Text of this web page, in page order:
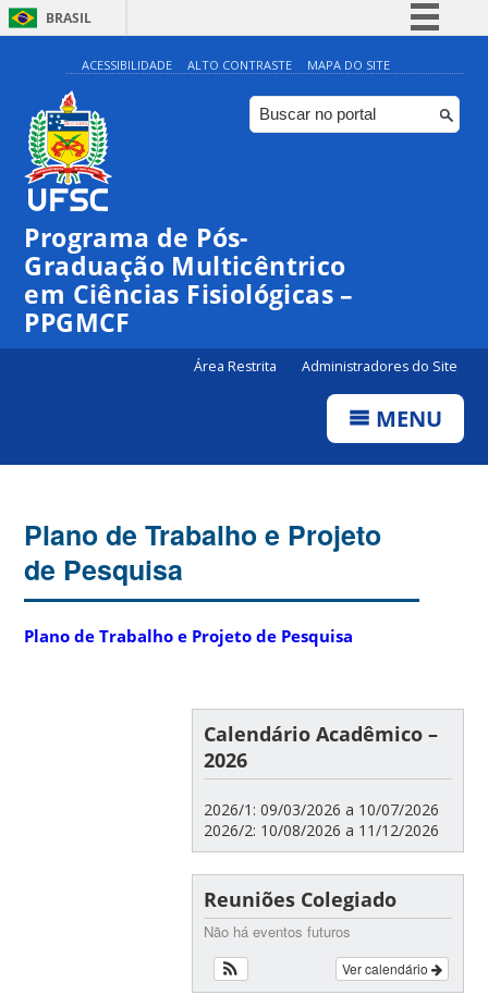
BRASIL
Simplifique!
Comunica BR
Participe
ACESSIBILIDADE ALTO CONTRASTE MAPA DO SITE
Programa de Pós-
Graduação Multicêntrico
em Ciências Fisiológicas –
PPGMCF
Área Restrita Administradores do Site
MENU
Plano de Trabalho e Projeto
de Pesquisa
Plano de Trabalho e Projeto de Pesquisa
Calendário Acadêmico –
2026
2026/1: 09/03/2026 a 10/07/2026
2026/2: 10/08/2026 a 11/12/2026
Reuniões Colegiado
Não há eventos futuros
Ver calendário